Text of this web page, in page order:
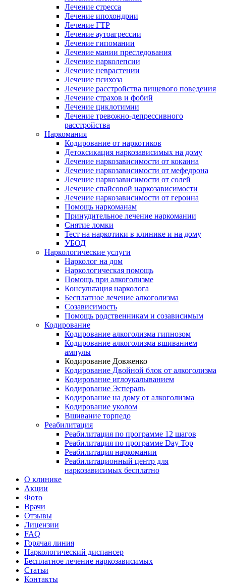
Лечение стресса
Лечение ипохондрии
Лечение ГТР
Лечение аутоагрессии
Лечение гипомании
Лечение мании преследования
Лечение нарколепсии
Лечение неврастении
Лечение психоза
Лечение расстройства пищевого поведения
Лечение страхов и фобий
Лечение циклотимии
Лечение тревожно-депрессивного
расстройства
Наркомания
Кодирование от наркотиков
Детоксикация наркозависимых на дому
Лечение наркозависимости от кокаина
Лечение наркозависимости от мефедрона
Лечение наркозависимости от солей
Лечение спайсовой наркозависимости
Лечение наркозависимости от героина
Помощь наркоманам
Принудительное лечение наркомании
Снятие ломки
Тест на наркотики в клинике и на дому
УБОД
Наркологические услуги
Нарколог на дом
Наркологическая помощь
Помощь при алкоголизме
Консультация нарколога
Бесплатное лечение алкоголизма
Созависимость
Помощь родственникам и созависимым
Кодирование
Кодирование алкоголизма гипнозом
Кодирование алкоголизма вшиванием
ампулы
Кодирование Довженко
Кодирование Двойной блок от алкоголизма
Кодирование иглоукалыванием
Кодирование Эспераль
Кодирование на дому от алкоголизма
Кодирование уколом
Вшивание торпедо
Реабилитация
Реабилитация по программе 12 шагов
Реабилитация по программе Day Top
Реабилитация наркомании
Реабилитационный центр для
наркозависимых бесплатно
О клинике
Акции
Фото
Врачи
Отзывы
Лицензии
FAQ
Горячая линия
Наркологический диспансер
Бесплатное лечение наркозависимых
Статьи
Контакты